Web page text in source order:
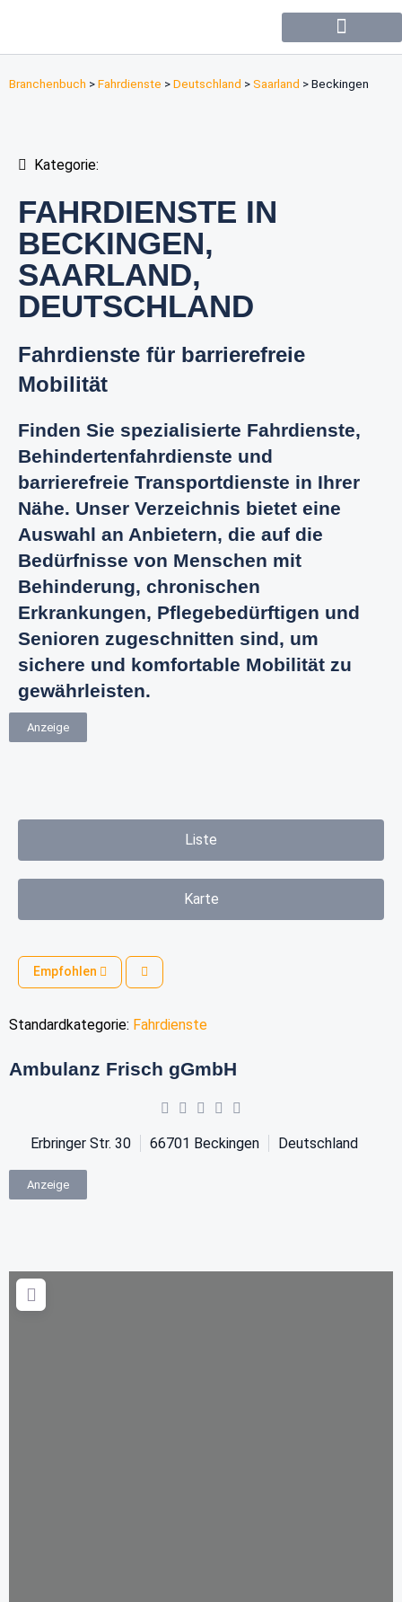
Branchenbuch >Fahrdienste >Deutschland >Saarland >Beckingen
Kategorie:
FAHRDIENSTE IN
BECKINGEN,
SAARLAND,
DEUTSCHLAND
Fahrdienste für barrierefreie
Mobilität
Finden Sie spezialisierte Fahrdienste,
Behindertenfahrdienste und
barrierefreie Transportdienste in Ihrer
Nähe. Unser Verzeichnis bietet eine
Auswahl an Anbietern, die auf die
Bedürfnisse von Menschen mit
Behinderung, chronischen
Erkrankungen, Pflegebedürftigen und
Senioren zugeschnitten sind, um
sichere und komfortable Mobilität zu
gewährleisten.
Anzeige
Liste
Karte
Empfohlen
Standardkategorie: Fahrdienste
Ambulanz Frisch gGmbH
Erbringer Str. 30 66701 Beckingen Deutschland
Anzeige